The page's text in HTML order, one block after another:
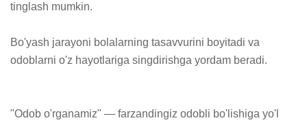
tinglash mumkin.
Bo'yash jarayoni bolalarning tasavvurini boyitadi va
odoblarni o'z hayotlariga singdirishga yordam beradi.
"Odob o'rganamiz" — farzandingiz odobli bo'lishiga yo'l